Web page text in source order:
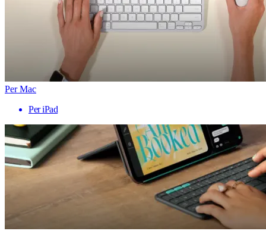
Per Mac
Per iPad